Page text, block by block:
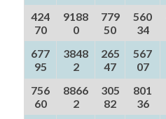
424
70
9188
0
779
50
560
34
677
95
3848
2
265
47
567
07
756
60
8866
2
305
82
801
36